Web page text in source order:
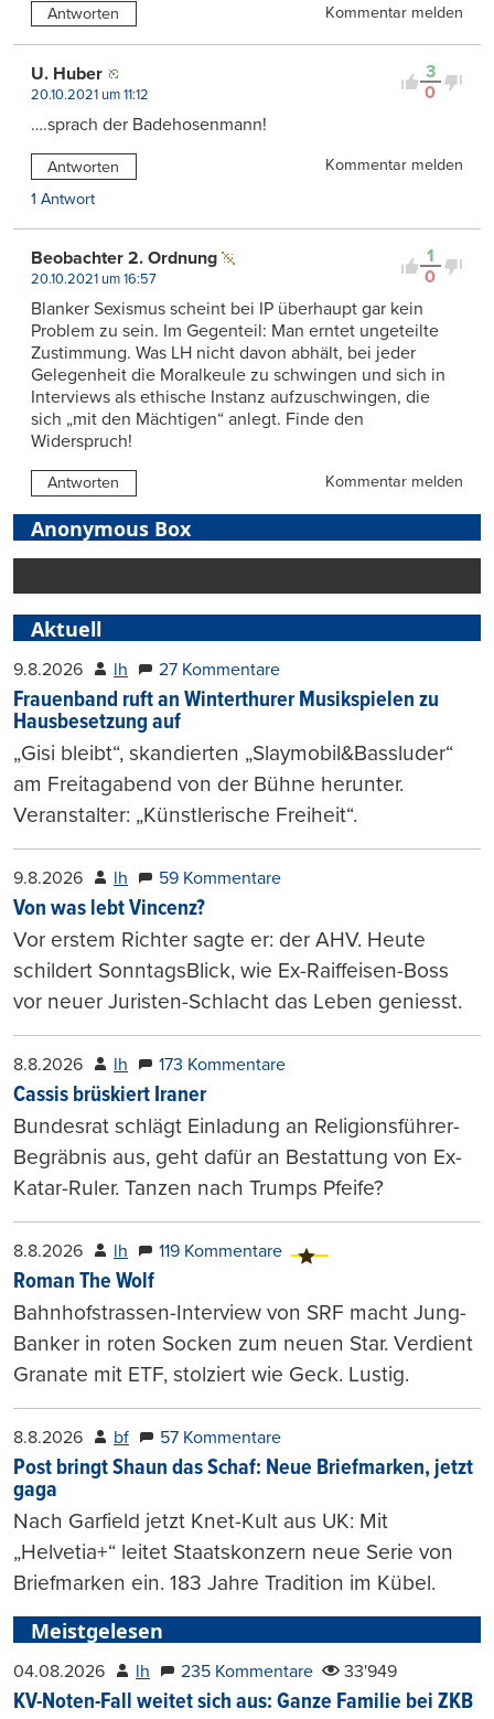
Antworten Kommentar melden
3
0
U. Huber
20.10.2021 um 11:12
….sprach der Badehosenmann!
Antworten
Kommentar melden
1 Antwort
1
0
Beobachter 2. Ordnung
20.10.2021 um 16:57
Blanker Sexismus scheint bei IP überhaupt gar kein
Problem zu sein. Im Gegenteil: Man erntet ungeteilte
Zustimmung. Was LH nicht davon abhält, bei jeder
Gelegenheit die Moralkeule zu schwingen und sich in
Interviews als ethische Instanz aufzuschwingen, die
sich „mit den Mächtigen“ anlegt. Finde den
Widerspruch!
Antworten Kommentar melden
Anonymous Box
Aktuell
9.8.2026 lh 27 Kommentare
Frauenband ruft an Winterthurer Musikspielen zu
Hausbesetzung auf
„Gisi bleibt“, skandierten „Slaymobil&Bassluder“
am Freitagabend von der Bühne herunter.
Veranstalter: „Künstlerische Freiheit“.
9.8.2026 lh 59 Kommentare
Von was lebt Vincenz?
Vor erstem Richter sagte er: der AHV. Heute
schildert SonntagsBlick, wie Ex-Raiffeisen-Boss
vor neuer Juristen-Schlacht das Leben geniesst.
8.8.2026 lh 173 Kommentare
Cassis brüskiert Iraner
Bundesrat schlägt Einladung an Religionsführer-
Begräbnis aus, geht dafür an Bestattung von Ex-
Katar-Ruler. Tanzen nach Trumps Pfeife?
8.8.2026 lh 119 Kommentare
Roman The Wolf
Bahnhofstrassen-Interview von SRF macht Jung-
Banker in roten Socken zum neuen Star. Verdient
Granate mit ETF, stolziert wie Geck. Lustig.
8.8.2026 bf 57 Kommentare
Post bringt Shaun das Schaf: Neue Briefmarken, jetzt
gaga
Nach Garfield jetzt Knet-Kult aus UK: Mit
„Helvetia+“ leitet Staatskonzern neue Serie von
Briefmarken ein. 183 Jahre Tradition im Kübel.
Meistgelesen
04.08.2026 lh 235 Kommentare 33'949
KV-Noten-Fall weitet sich aus: Ganze Familie bei ZKB